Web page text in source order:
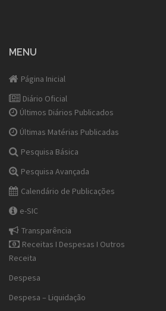
MENU
Página Inicial
Diário Oficial
Últimos Diários Publicados
Últimas Matérias Publicadas
Pesquisa Básica
Pesquisa Avançada
Calendário de Publicações
e-SIC
Transparência
Receitas I Despesas I Outros
Receita
Despesa
Despesa – Liquidação